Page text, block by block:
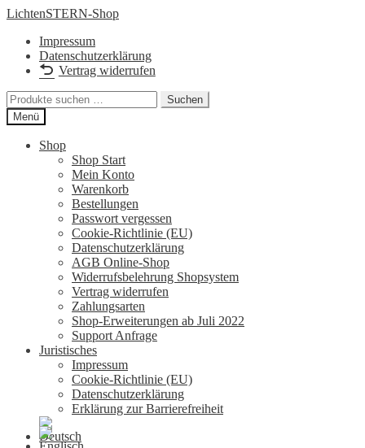
Zur
springen
Zum
springen
LichtenSTERN-Shop
Impressum
Datenschutzerklärung
Vertrag widerrufen
Suchen
nach:
Suchen
Menü
Shop
Shop Start
Mein Konto
Warenkorb
Bestellungen
Passwort vergessen
Cookie-Richtlinie (EU)
Datenschutzerklärung
AGB Online-Shop
Widerrufsbelehrung Shopsystem
Vertrag widerrufen
Zahlungsarten
Shop-Erweiterungen ab Juli 2022
Support Anfrage
Juristisches
Impressum
Cookie-Richtlinie (EU)
Datenschutzerklärung
Erklärung zur Barrierefreiheit